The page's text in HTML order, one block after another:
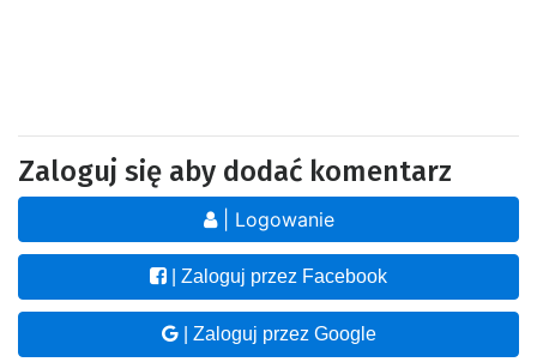
Zaloguj się aby dodać komentarz
| Logowanie
| Zaloguj przez Facebook
| Zaloguj przez Google